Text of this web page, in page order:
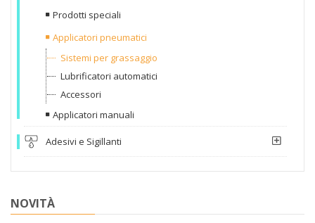
Prodotti speciali
Applicatori pneumatici
Sistemi per grassaggio
Lubrificatori automatici
Accessori
Applicatori manuali
Adesivi e Sigillanti
NOVITÀ